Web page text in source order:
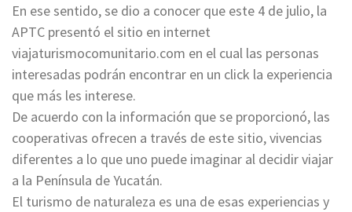
En ese sentido, se dio a conocer que este 4 de julio, la
APTC presentó el sitio en internet
viajaturismocomunitario.com en el cual las personas
interesadas podrán encontrar en un click la experiencia
que más les interese.
De acuerdo con la información que se proporcionó, las
cooperativas ofrecen a través de este sitio, vivencias
diferentes a lo que uno puede imaginar al decidir viajar
a la Península de Yucatán.
El turismo de naturaleza es una de esas experiencias y